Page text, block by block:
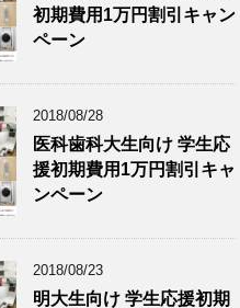
初期費用1万円割引キャン
ペーン
2018/08/28
医科歯科大生向け 学生応
援初期費用1万円割引キャ
ンペーン
2018/08/23
明大生向け 学生応援初期